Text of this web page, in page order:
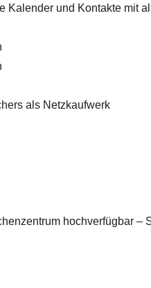
Kalender und Kontakte mit
als Netzkaufwerk
hochverfügbar –